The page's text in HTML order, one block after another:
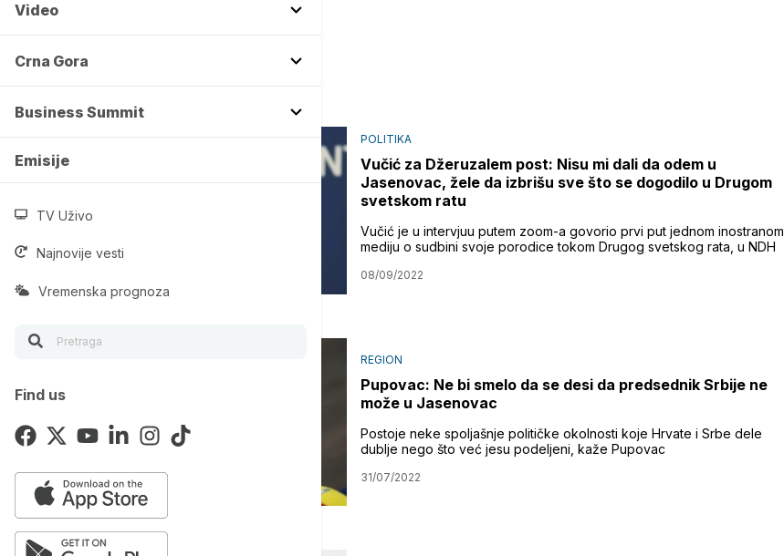
Video
Crna Gora
Business Summit
Emisije
TV Uživo
Najnovije vesti
Vremenska prognoza
Find us
POLITIKA
Vučić za Džeruzalem post: Nisu mi dali da odem u
Jasenovac, žele da izbrišu sve što se dogodilo u Drugom
svetskom ratu
Vučić je u intervjuu putem zoom-a govorio prvi put jednom inostranom
mediju o sudbini svoje porodice tokom Drugog svetskog rata, u NDH
08/09/2022
REGION
Pupovac: Ne bi smelo da se desi da predsednik Srbije ne
može u Jasenovac
Postoje neke spoljašnje političke okolnosti koje Hrvate i Srbe dele
dublje nego što već jesu podeljeni, kaže Pupovac
31/07/2022